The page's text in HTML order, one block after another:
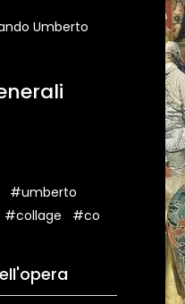
Umberto
#umberto
#collage #co